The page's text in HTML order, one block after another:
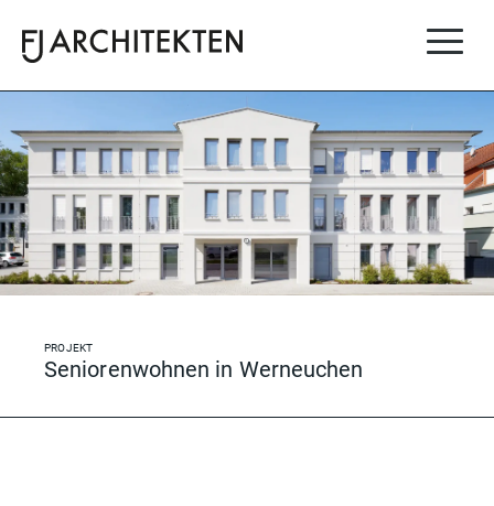
FJ-Architekten
für ihr besonderes Projekt.
PROJEKT
Seniorenwohnen in Werneuchen